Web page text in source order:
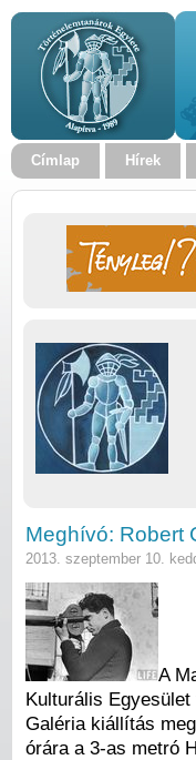
Címlap Hírek
Meghívó: Robert
2013. szeptember 10.
A
Kulturális
Galéria kiállítás
órára a 3-as metró